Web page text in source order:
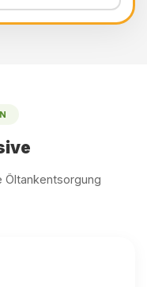
Öltankentsorgung